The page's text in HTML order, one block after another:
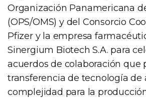
Organización Panamericana
(OPS/OMS) y del Consorcio
Pfizer y la empresa
Sinergium Biotech S.A. para
acuerdos de colaboración que
transferencia de tecnología de
complejidad para la